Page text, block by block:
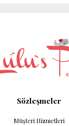
Sözleşmeler
Müşteri Hizmetleri